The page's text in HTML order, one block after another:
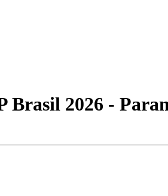
Brasil 2026 -